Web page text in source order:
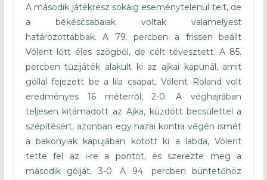
A második játékrész sokáig eseménytelenül telt, de
a békéscsabaiak voltak valamelyest
határozottabbak. A 79. percben a frissen beállt
Vólent lőtt éles szögből, de célt tévesztett. A 85.
percben tűzijáték alakult ki az ajkai kapunál, amit
góllal fejezett be a lila csapat, Vólent Roland volt
eredményes 16 méterről, 2-0. A véghajrában
teljesen kitámadott az Ajka, küzdött becsülettel a
szépítésért, azonban egy hazai kontra végén ismét
a bakonyiak kapujában kötött ki a labda, Vólent
tette fel az i-re a pontot, és szerezte meg a
második gólját, 3-0. A 94. percben büntetőhöz